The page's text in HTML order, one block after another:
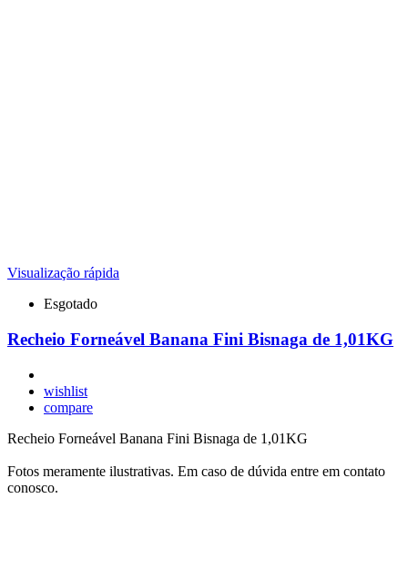
Visualização rápida
Esgotado
Recheio Forneável Banana Fini Bisnaga de 1,01KG
wishlist
compare
Recheio Forneável Banana Fini Bisnaga de 1,01KG
Fotos meramente ilustrativas. Em caso de dúvida entre em contato
conosco.